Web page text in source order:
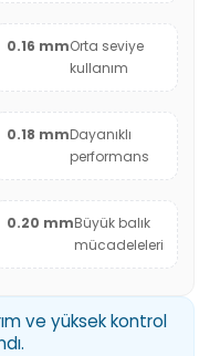
0.16 mmOrta seviye
kullanım
0.18 mmDayanıklı
performans
0.20 mmBüyük balık
mücadeleleri
ve yüksek kontrol